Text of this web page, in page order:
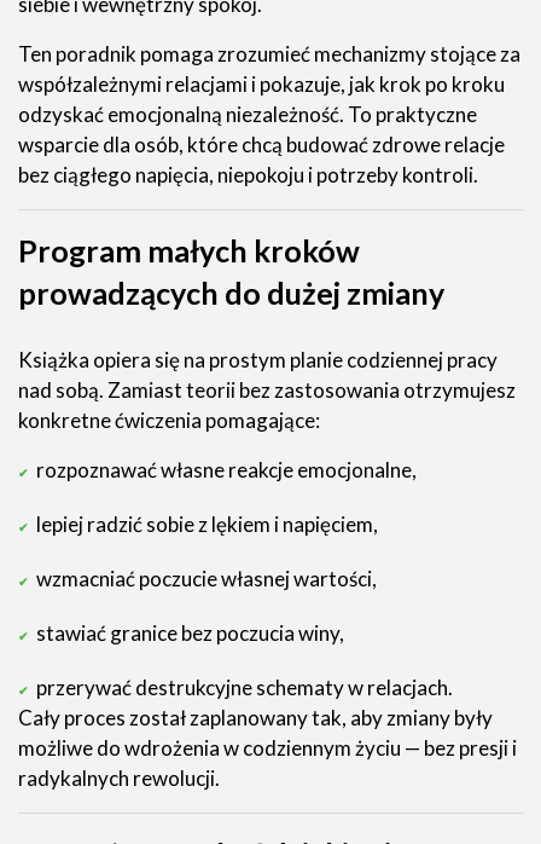
Ten poradnik pomaga zrozumieć mechanizmy stojące za
współzależnymi relacjami i pokazuje, jak krok po kroku
odzyskać emocjonalną niezależność. To praktyczne
wsparcie dla osób, które chcą budować zdrowe relacje
bez ciągłego napięcia, niepokoju i potrzeby kontroli.
Program małych kroków
prowadzących do dużej zmiany
Książka opiera się na prostym planie codziennej pracy
nad sobą. Zamiast teorii bez zastosowania otrzymujesz
konkretne ćwiczenia pomagające:
rozpoznawać własne reakcje emocjonalne,
lepiej radzić sobie z lękiem i napięciem,
wzmacniać poczucie własnej wartości,
stawiać granice bez poczucia winy,
przerywać destrukcyjne schematy w relacjach.
Cały proces został zaplanowany tak, aby zmiany były
możliwe do wdrożenia w codziennym życiu — bez presji i
radykalnych rewolucji.